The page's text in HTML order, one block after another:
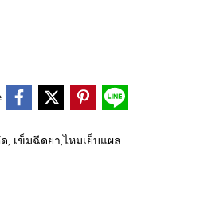
, เข็มฉีดยา,ไหมเย็บแผล